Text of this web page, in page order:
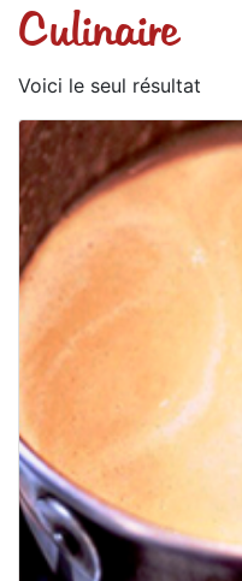
Culinaire
Voici le seul résultat